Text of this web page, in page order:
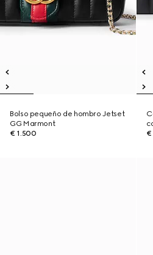
Bolso pequeño de hombro Jetset
GG Marmont
€ 1.500
€